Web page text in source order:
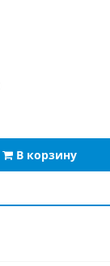
В корзину